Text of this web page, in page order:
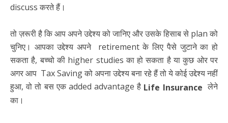
discuss करते हैं।
तो ज़रूरी है कि आप अपने उद्देश्य को जानिए और उसके हिसाब से plan को
चुनिए। आपका उद्देश्य अपने retirement के लिए पैसे जुटाने का हो
सकता है, बच्चो की higher studies का हो सकता है या कुछ ओर पर
अगर आप Tax Saving को अपना उद्देश्य बना रहे हैं तो ये कोई उद्देश्य नहीं
हुआ, वो तो बस एक added advantage है Life Insurance लेने
का।